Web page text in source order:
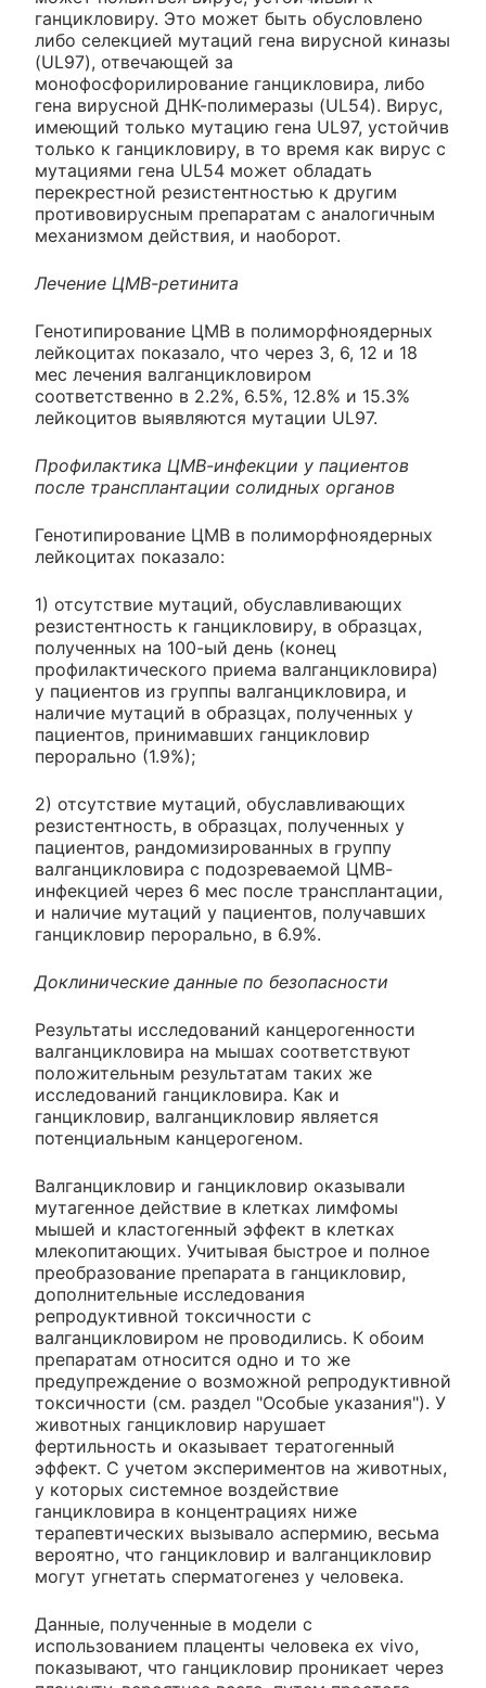
ганцикловиру. Это может быть обусловлено
либо селекцией мутаций гена вирусной киназы
(UL97), отвечающей за
монофосфорилирование ганцикловира, либо
гена вирусной ДНК-полимеразы (UL54). Вирус,
имеющий только мутацию гена UL97, устойчив
только к ганцикловиру, в то время как вирус с
мутациями гена UL54 может обладать
перекрестной резистентностью к другим
противовирусным препаратам с аналогичным
механизмом действия, и наоборот.
Лечение ЦМВ-ретинита
Генотипирование ЦМВ в полиморфноядерных
лейкоцитах показало, что через 3, 6, 12 и 18
мес лечения валганцикловиром
соответственно в 2.2%, 6.5%, 12.8% и 15.3%
лейкоцитов выявляются мутации UL97.
Профилактика ЦМВ-инфекции у пациентов
после трансплантации солидных органов
Генотипирование ЦМВ в полиморфноядерных
лейкоцитах показало:
1) отсутствие мутаций, обуславливающих
резистентность к ганцикловиру, в образцах,
полученных на 100-ый день (конец
профилактического приема валганцикловира)
у пациентов из группы валганцикловира, и
наличие мутаций в образцах, полученных у
пациентов, принимавших ганцикловир
перорально (1.9%);
2) отсутствие мутаций, обуславливающих
резистентность, в образцах, полученных у
пациентов, рандомизированных в группу
валганцикловира с подозреваемой ЦМВ-
инфекцией через 6 мес после трансплантации,
и наличие мутаций у пациентов, получавших
ганцикловир перорально, в 6.9%.
Доклинические данные по безопасности
Результаты исследований канцерогенности
валганцикловира на мышах соответствуют
положительным результатам таких же
исследований ганцикловира. Как и
ганцикловир, валганцикловир является
потенциальным канцерогеном.
Валганцикловир и ганцикловир оказывали
мутагенное действие в клетках лимфомы
мышей и кластогенный эффект в клетках
млекопитающих. Учитывая быстрое и полное
преобразование препарата в ганцикловир,
дополнительные исследования
репродуктивной токсичности с
валганцикловиром не проводились. К обоим
препаратам относится одно и то же
предупреждение о возможной репродуктивной
токсичности (см. раздел "Особые указания"). У
животных ганцикловир нарушает
фертильность и оказывает тератогенный
эффект. С учетом экспериментов на животных,
у которых системное воздействие
ганцикловира в концентрациях ниже
терапевтических вызывало аспермию, весьма
вероятно, что ганцикловир и валганцикловир
могут угнетать сперматогенез у человека.
Данные, полученные в модели с
использованием плаценты человека ex vivo,
показывают, что ганцикловир проникает через